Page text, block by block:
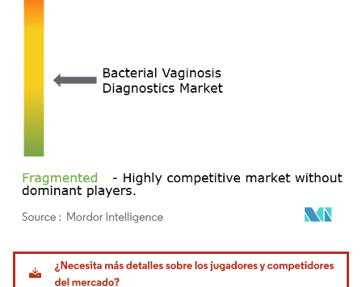
Imagen © Mordor Intelligence. El uso requiere atribución según CC BY 4.0.